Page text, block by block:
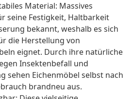
Material: Massives
seine Festigkeit, Haltbarkeit
bekannt, weshalb es sich
die Herstellung von
eignet. Durch ihre natürliche
Insektenbefall und
sehen Eichenmöbel selbst nach
brandneu aus.